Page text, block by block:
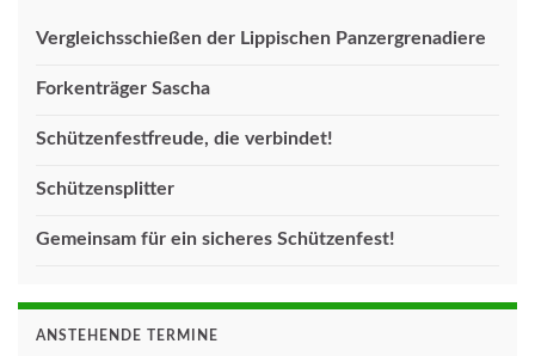
Vergleichsschießen der Lippischen Panzergrenadiere
Forkenträger Sascha
Schützenfestfreude, die verbindet!
Schützensplitter
Gemeinsam für ein sicheres Schützenfest!
ANSTEHENDE TERMINE